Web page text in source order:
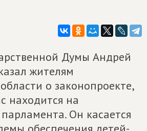
Думы Андрей
жителям
о законопроекте,
находится на
Он касается